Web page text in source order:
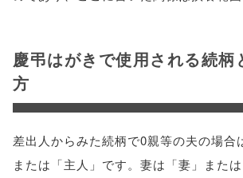
慶弔はがきで使用される続柄
方
差出人からみた続柄で0親等の夫の場合
または「主人」です。妻は「妻」または